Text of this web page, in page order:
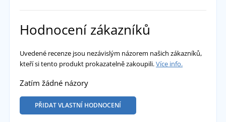
Hodnocení zákazníků
Uvedené recenze jsou nezávislým názorem našich zákazníků,
kteří si tento produkt prokazatelně zakoupili.Více info.
Zatím žádné názory
PŘIDAT VLASTNÍ HODNOCENÍ